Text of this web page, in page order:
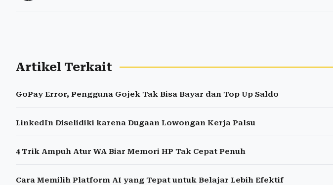
Artikel Terkait
GoPay Error, Pengguna Gojek Tak Bisa Bayar dan Top Up Saldo
LinkedIn Diselidiki karena Dugaan Lowongan Kerja Palsu
4 Trik Ampuh Atur WA Biar Memori HP Tak Cepat Penuh
Cara Memilih Platform AI yang Tepat untuk Belajar Lebih Efektif